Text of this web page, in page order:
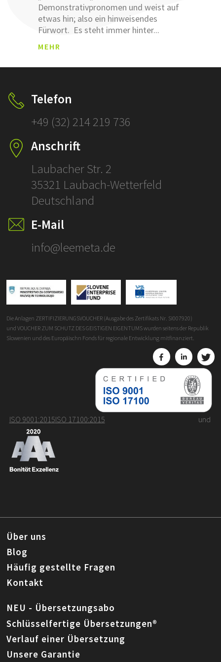
Demonstrativpronomen und weist auf
etwas hin; also ein hinweisendes
Fürwort. Es steht immer hinter...
MEHR
NGSB
Telefon
+49 (32) 214 219 736
Anschrift
Laubacher Str. 2
35321 Laubach-Wetterfeld
Deutschland
E-Mail
info@leemeta.de
Die Anlagen ZERTIFIZIERUNGSVOUCHER (Ausgabe des Zertifikats Nr. SI007920)
und VOUCHER ZUM SCHUTZ DES GEISTIGEN EIGENTUMS wurden seitens der Republik
Slowenien und des Europäischn Fonds für regionale Entwicklung mitfinanziert.
ISO 9001:2015 und
ISO 17100:2015
Über uns
Blog
Häufig gestellte Fragen
Kontakt
NEU - Übersetzungsabo
Schlüsselfertige Übersetzungen®
Verlauf einer Übersetzung
Unsere Garantie